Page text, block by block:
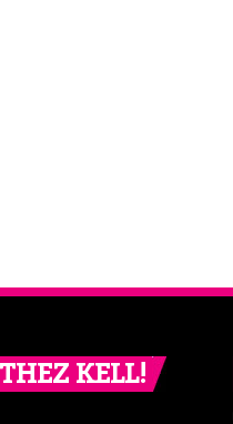
KELL!